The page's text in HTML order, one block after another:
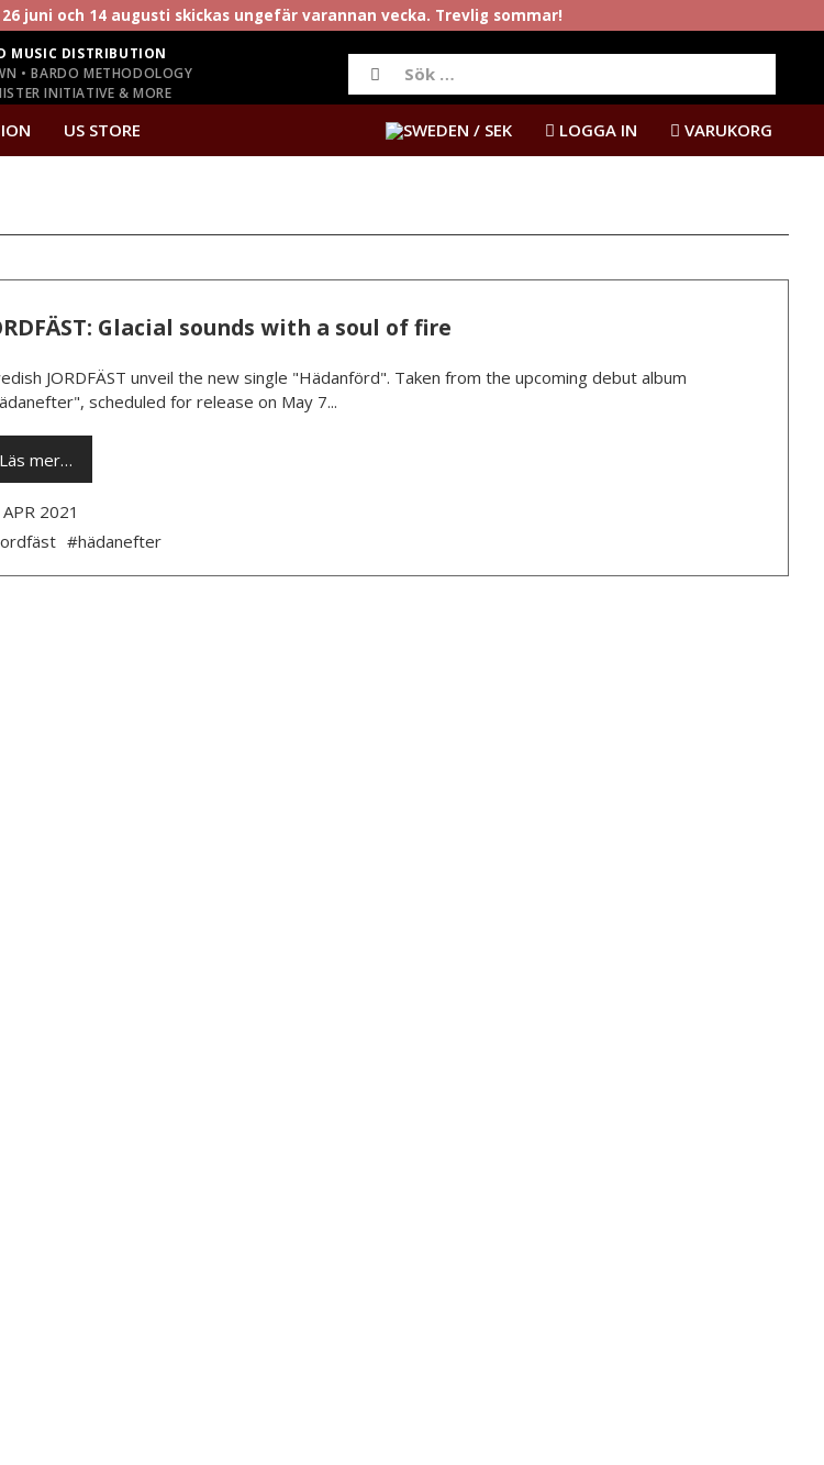
juni och 14 augusti skickas ungefär varannan vecka. Trevlig sommar!
MUSIC DISTRIBUTION
• BARDO METHODOLOGY
INITIATIVE & MORE
US STORE / SEK LOGGA IN VARUKORG
Glacial sounds with a soul of fire
JORDFÄST unveil the new single "Hädanförd". Taken from the upcoming debut album
scheduled for release on May 7...
Läs mer…
2021
#hädanefter